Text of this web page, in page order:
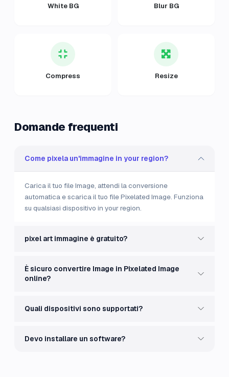
White BG Blur BG
Compress Resize
Domande frequenti
Come pixela un'immagine in your region?
Carica il tuo file Image, attendi la conversione
automatica e scarica il tuo file Pixelated Image. Funziona
su qualsiasi dispositivo in your region.
pixel art immagine è gratuito?
È sicuro convertire Image in Pixelated Image
online?
Quali dispositivi sono supportati?
Devo installare un software?